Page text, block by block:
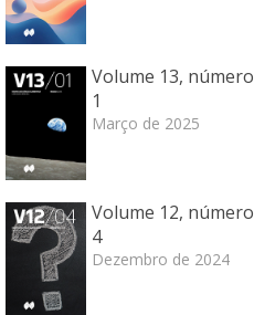
Volume 13, número
1
Março de 2025
Volume 12, número
4
Dezembro de 2024